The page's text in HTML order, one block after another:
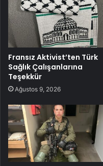
Fransız Aktivist’ten Türk
Sağlık Çalışanlarına
Teşekkür
Ağustos 9, 2026